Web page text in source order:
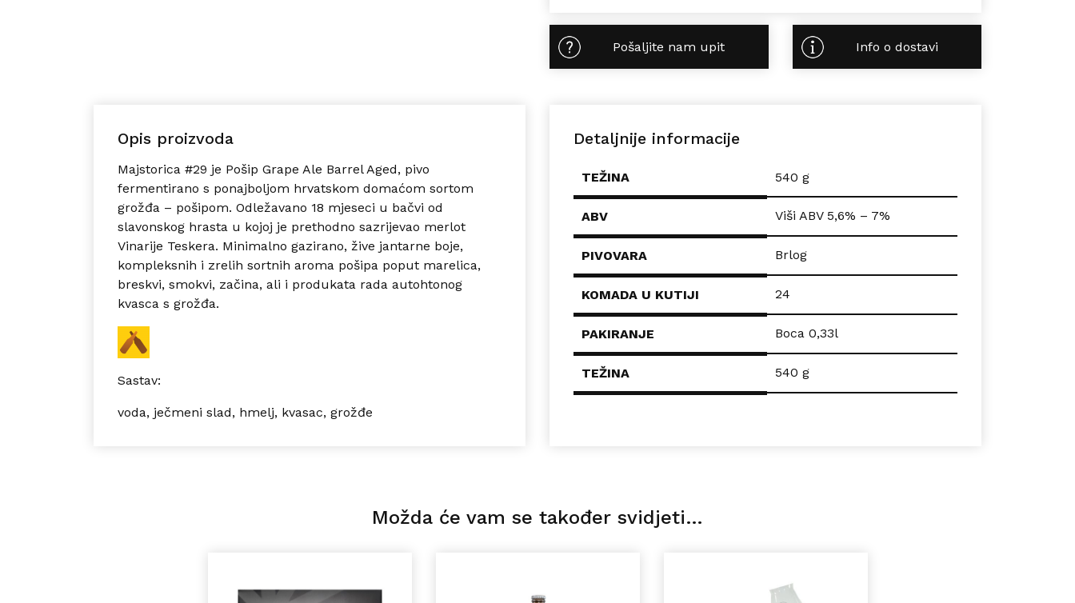
Pošaljite nam upit Info o dostavi
Opis proizvoda
Majstorica #29 je Pošip Grape Ale Barrel Aged, pivo
fermentirano s ponajboljom hrvatskom domaćom sortom
grožđa – pošipom. Odležavano 18 mjeseci u bačvi od
slavonskog hrasta u kojoj je prethodno sazrijevao merlot
Vinarije Teskera. Minimalno gazirano, žive jantarne boje,
kompleksnih i zrelih sortnih aroma pošipa poput marelica,
breskvi, smokvi, začina, ali i produkata rada autohtonog
kvasca s grožđa.
Sastav:
voda, ječmeni slad, hmelj, kvasac, grožđe
Detaljnije informacije
TEŽINA 540 g
ABV Viši ABV 5,6% – 7%
PIVOVARA Brlog
KOMADA U KUTIJI 24
PAKIRANJE Boca 0,33l
TEŽINA 540 g
Možda će vam se također svidjeti…